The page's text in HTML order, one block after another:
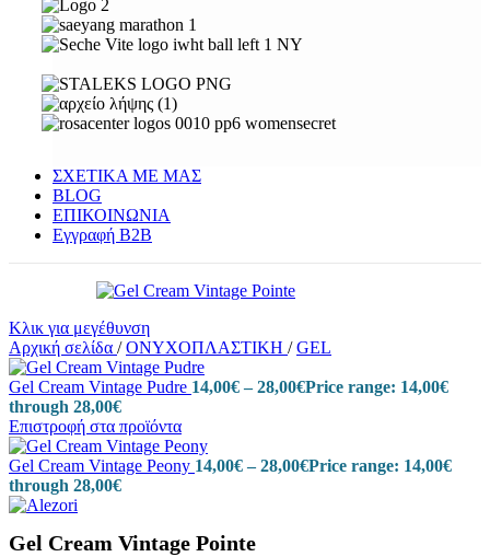
ΣΧΕΤΙΚΑ ΜΕ ΜΑΣ
BLOG
ΕΠΙΚΟΙΝΩΝΙΑ
Εγγραφή Β2Β
Κλικ για μεγέθυνση
Αρχική σελίδα / ΟΝΥΧΟΠΛΑΣΤΙΚΗ / GEL
Gel Cream Vintage Pudre 14,00€ – 28,00€Price range: 14,00€
through 28,00€
Επιστροφή στα προϊόντα
Gel Cream Vintage Peony 14,00€ – 28,00€Price range: 14,00€
through 28,00€
Gel Cream Vintage Pointe